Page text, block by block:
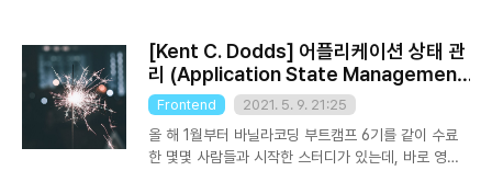
There exists some i with 0 arr[i + 1] > ... >
arr[arr.length - 1] Example 1: Input: arr = [2,1]
Output: false Example 2: Input: arr = [..
[Kent C. Dodds] 어플리케이션 상태 관
리 (Application State Management
with React 한글 번역)
Frontend 2021. 5. 9. 21:25
올 해 1월부터 바닐라코딩 부트캠프 6기를 같이 수료
한 몇몇 사람들과 시작한 스터디가 있는데, 바로 영어